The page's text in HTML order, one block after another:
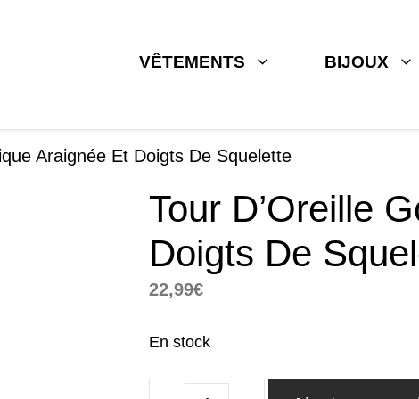
VÊTEMENTS BIJOUX
Araignée Et Doigts De Squelette
Tour D’Oreille
Doigts De
22,99€
En stock